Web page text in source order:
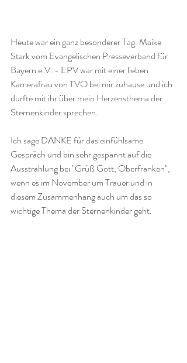
Heute war ein ganz besonderer Tag. Maike
Stark vom Evangelischen Presseverband für
Bayern e.V. - EPV war mit einer lieben
Kamerafrau von TVO bei mir zuhause und ich
durfte mit ihr über mein Herzensthema der
Sternenkinder sprechen.
Ich sage DANKE für das einfühlsame
Gespräch und bin sehr gespannt auf die
Ausstrahlung bei "Grüß Gott, Oberfranken",
wenn es im November um Trauer und in
diesem Zusammenhang auch um das so
wichtige Thema der Sternenkinder geht.